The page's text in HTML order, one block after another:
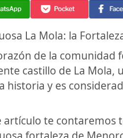
La Mola: la
de la comunidad
castillo de La Mola,
historia y es
artículo te contaremos